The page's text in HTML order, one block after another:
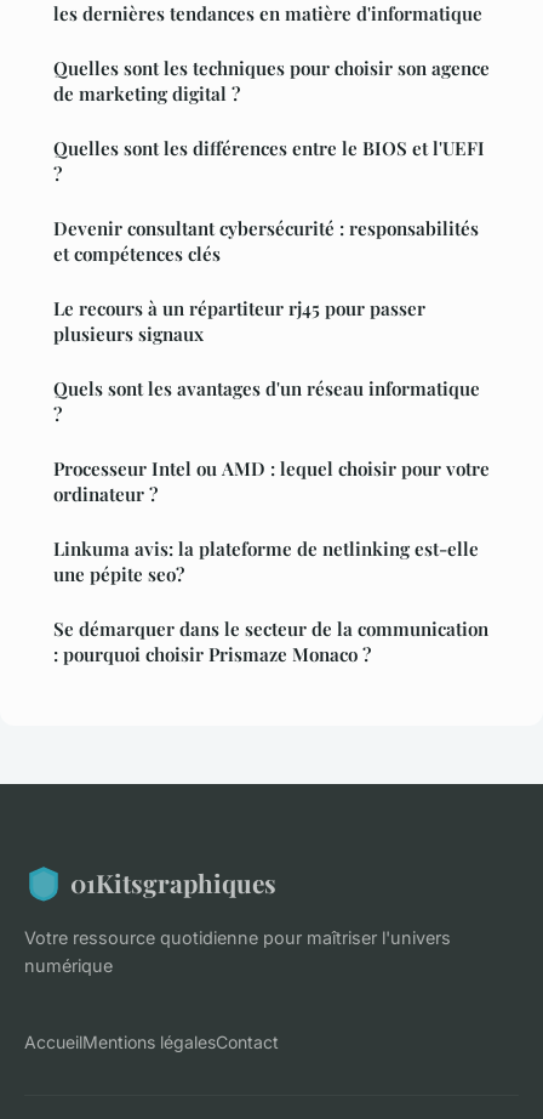
les dernières tendances en matière d'informatique
Quelles sont les techniques pour choisir son agence
de marketing digital ?
Quelles sont les différences entre le BIOS et l'UEFI
?
Devenir consultant cybersécurité : responsabilités
et compétences clés
Le recours à un répartiteur rj45 pour passer
plusieurs signaux
Quels sont les avantages d'un réseau informatique
?
Processeur Intel ou AMD : lequel choisir pour votre
ordinateur ?
Linkuma avis: la plateforme de netlinking est-elle
une pépite seo?
Se démarquer dans le secteur de la communication
: pourquoi choisir Prismaze Monaco ?
01Kitsgraphiques
Votre ressource quotidienne pour maîtriser l'univers
numérique
AccueilMentions légalesContact